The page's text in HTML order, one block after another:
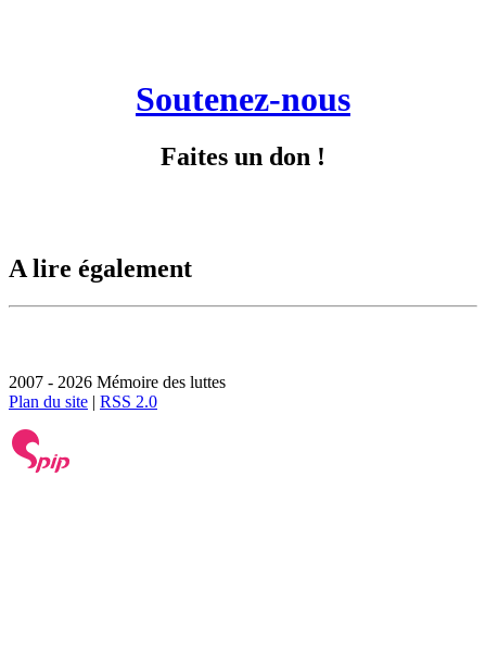
Soutenez-nous
Faites un don !
A lire également
2007 - 2026 Mémoire des luttes
Plan du site | RSS 2.0